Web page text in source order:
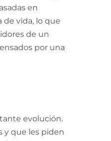
en
de vida, lo que
de un
por una
evolución.
y que les piden